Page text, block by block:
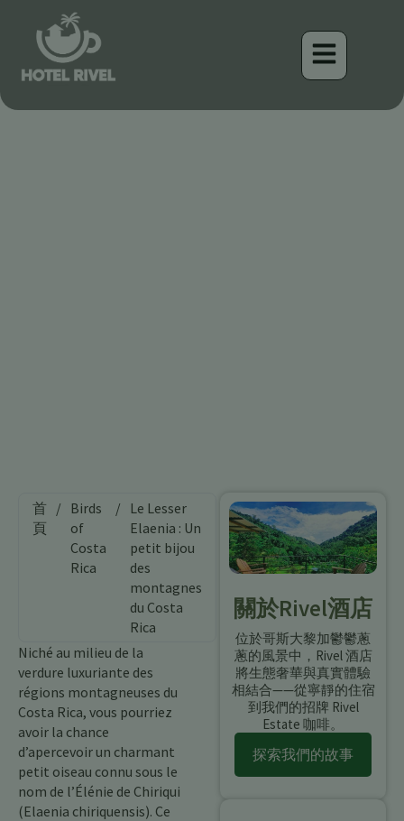
首
頁
/ Birds
of
Costa
Rica
/ Le Lesser
Elaenia : Un
petit bijou
des
montagnes
du Costa
Rica
Niché au milieu de la
verdure luxuriante des
régions montagneuses du
Costa Rica, vous pourriez
avoir la chance
d’apercevoir un charmant
petit oiseau connu sous le
nom de l’Élénie de Chiriqui
(Elaenia chiriquensis). Ce
關於Rivel酒店
位於哥斯大黎加鬱鬱蔥
蔥的風景中，Rivel 酒店
將生態奢華與真實體驗
相結合——從寧靜的住宿
到我們的招牌 Rivel
Estate 咖啡。
探索我們的故事